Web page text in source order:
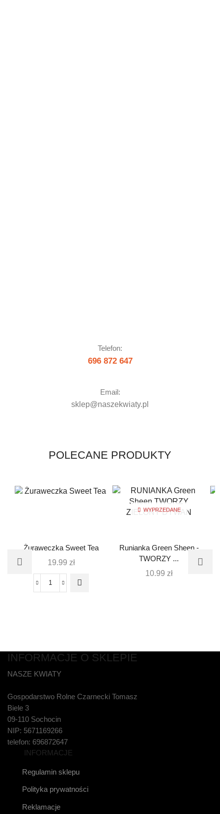
Telefon:
696 872 647
Email:
sklep@naszekwiaty.pl
POLECANE PRODUKTY
Żuraweczka Sweet Tea
19.99 zł
WYPRZEDANE
Runianka Green Sheen -
TWORZY ...
10.99 zł
INFORMACJE O SKLEPIE
NASZE KWIATY
Gospodarstwo Rolne Czarnecki Tomasz
Biele 3
09-110 Sochocin
NIP: 5671169266
telefon: 696872647
INFORMACJE
Regulamin sklepu
Polityka prywatności
Reklamacje